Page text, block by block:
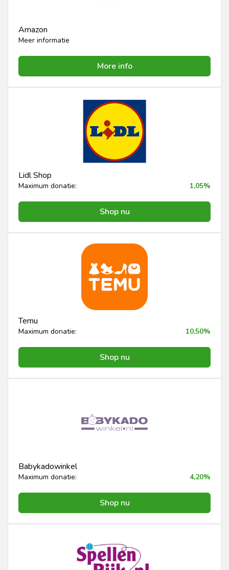
Amazon
Meer informatie
More info
Lidl Shop
Maximum donatie: 1,05%
Shop nu
Temu
Maximum donatie: 10,50%
Shop nu
Babykadowinkel
Maximum donatie: 4,20%
Shop nu